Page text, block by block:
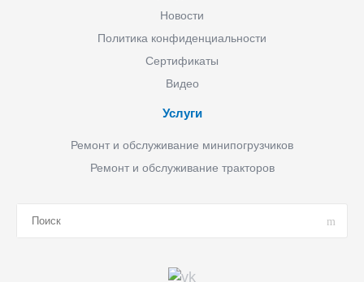
Новости
Политика конфиденциальности
Сертификаты
Видео
Услуги
Ремонт и обслуживание минипогрузчиков
Ремонт и обслуживание тракторов